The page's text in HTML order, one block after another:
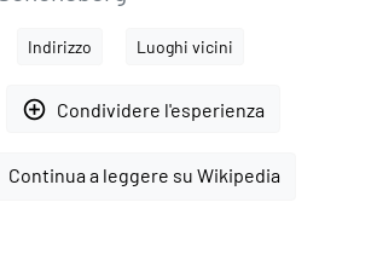
Indirizzo Luoghi vicini
add_circle_outline Condividere l'esperienza
Continua a leggere su Wikipedia